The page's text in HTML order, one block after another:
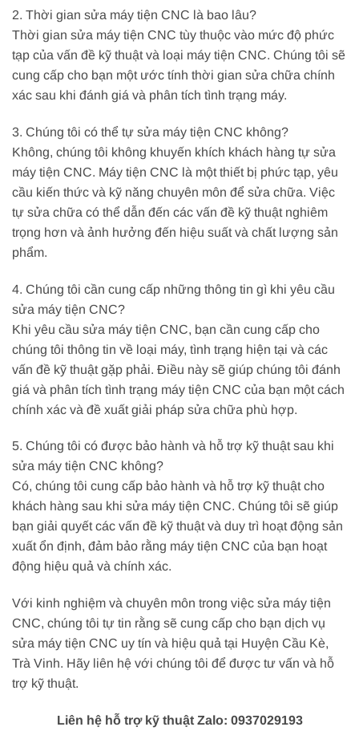
2. Thời gian sửa máy tiện CNC là bao lâu?
Thời gian sửa máy tiện CNC tùy thuộc vào mức độ phức
tạp của vấn đề kỹ thuật và loại máy tiện CNC. Chúng tôi sẽ
cung cấp cho bạn một ước tính thời gian sửa chữa chính
xác sau khi đánh giá và phân tích tình trạng máy.
3. Chúng tôi có thể tự sửa máy tiện CNC không?
Không, chúng tôi không khuyến khích khách hàng tự sửa
máy tiện CNC. Máy tiện CNC là một thiết bị phức tạp, yêu
cầu kiến thức và kỹ năng chuyên môn để sửa chữa. Việc
tự sửa chữa có thể dẫn đến các vấn đề kỹ thuật nghiêm
trọng hơn và ảnh hưởng đến hiệu suất và chất lượng sản
phẩm.
4. Chúng tôi cần cung cấp những thông tin gì khi yêu cầu
sửa máy tiện CNC?
Khi yêu cầu sửa máy tiện CNC, bạn cần cung cấp cho
chúng tôi thông tin về loại máy, tình trạng hiện tại và các
vấn đề kỹ thuật gặp phải. Điều này sẽ giúp chúng tôi đánh
giá và phân tích tình trạng máy tiện CNC của bạn một cách
chính xác và đề xuất giải pháp sửa chữa phù hợp.
5. Chúng tôi có được bảo hành và hỗ trợ kỹ thuật sau khi
sửa máy tiện CNC không?
Có, chúng tôi cung cấp bảo hành và hỗ trợ kỹ thuật cho
khách hàng sau khi sửa máy tiện CNC. Chúng tôi sẽ giúp
bạn giải quyết các vấn đề kỹ thuật và duy trì hoạt động sản
xuất ổn định, đảm bảo rằng máy tiện CNC của bạn hoạt
động hiệu quả và chính xác.
Với kinh nghiệm và chuyên môn trong việc sửa máy tiện
CNC, chúng tôi tự tin rằng sẽ cung cấp cho bạn dịch vụ
sửa máy tiện CNC uy tín và hiệu quả tại Huyện Cầu Kè,
Trà Vinh. Hãy liên hệ với chúng tôi để được tư vấn và hỗ
trợ kỹ thuật.
Liên hệ hỗ trợ kỹ thuật Zalo: 0937029193